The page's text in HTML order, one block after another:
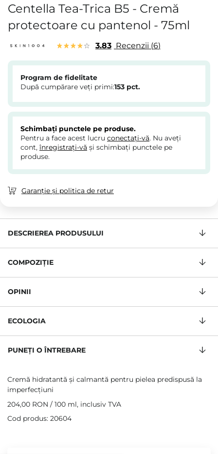
Centella Tea-Trica B5 - Cremă
protectoare cu pantenol - 75ml
3.83 Recenzii 6
Program de fidelitate
După cumpărare veți primi:153 pct.
Schimbați punctele pe produse.
Pentru a face acest lucru conectați-vă. Nu aveți
cont, înregistrați-vă și schimbați punctele pe
produse.
Garanție și politica de retur
DESCRIEREA PRODUSULUI
COMPOZIŢIE
OPINII
ECOLOGIA
PUNEȚI O ÎNTREBARE
Cremă hidratantă și calmantă pentru pielea predispusă la
imperfecțiuni
204,00 RON / 100 ml, inclusiv TVA
Cod produs: 20604